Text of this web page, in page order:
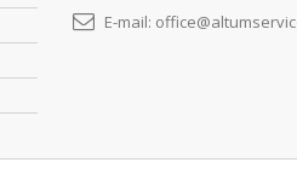
E-mail: